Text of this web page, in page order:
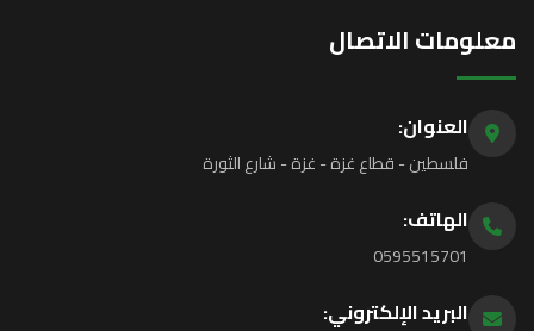
معلومات الاتصال
العنوان:
فلسطين - قطاع غزة - غزة - شارع الثورة
الهاتف:
0595515701
البريد الإلكتروني: